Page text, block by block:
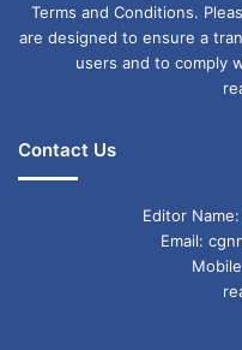
Terms and Conditions.
are designed to ensure a
users and to comply
Contact Us
Editor
Email: